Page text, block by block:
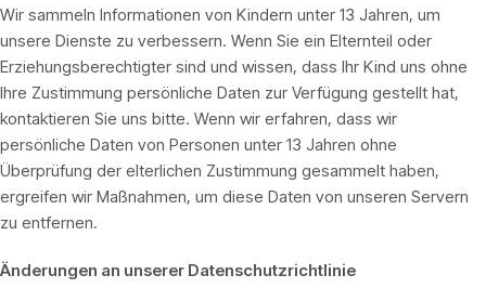
Wir sammeln Informationen von Kindern unter 13 Jahren, um
unsere Dienste zu verbessern. Wenn Sie ein Elternteil oder
Erziehungsberechtigter sind und wissen, dass Ihr Kind uns ohne
Ihre Zustimmung persönliche Daten zur Verfügung gestellt hat,
kontaktieren Sie uns bitte. Wenn wir erfahren, dass wir
persönliche Daten von Personen unter 13 Jahren ohne
Überprüfung der elterlichen Zustimmung gesammelt haben,
ergreifen wir Maßnahmen, um diese Daten von unseren Servern
zu entfernen.
Änderungen an unserer Datenschutzrichtlinie